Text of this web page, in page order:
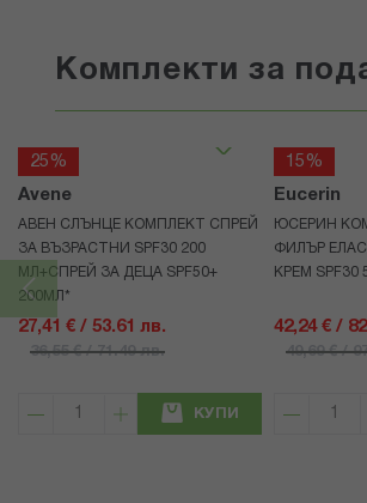
Комплекти за
25%
Avene
АВЕН СЛЪНЦЕ КОМПЛЕКТ СПРЕЙ
ЗА ВЪЗРАСТНИ SPF30 200
МЛ+СПРЕЙ ЗА ДЕЦА SPF50+
200МЛ*
27,41 € / 53.61 лв.
36,55 € / 71.49 лв.
КУПИ
15%
Eucerin
ЮСЕРИН
ФИЛЪР
КРЕМ SPF30
42,24 € /
49,69 € /